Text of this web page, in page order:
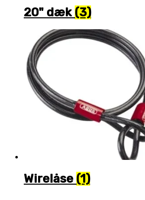
20" dæk (3)
Wirelåse (1)